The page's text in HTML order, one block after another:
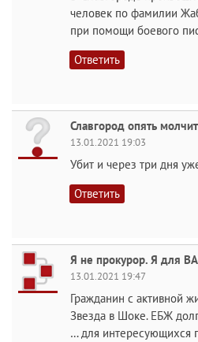
человек по фамилии
при помощи боевого
Ответить
Славгород опять молчит
13.01.2021 19:03
Убит и через три дня
Ответить
Я не прокурор. Я для
13.01.2021 19:47
Гражданин с активной
Звезда в Шоке. ЕБЖ
… для